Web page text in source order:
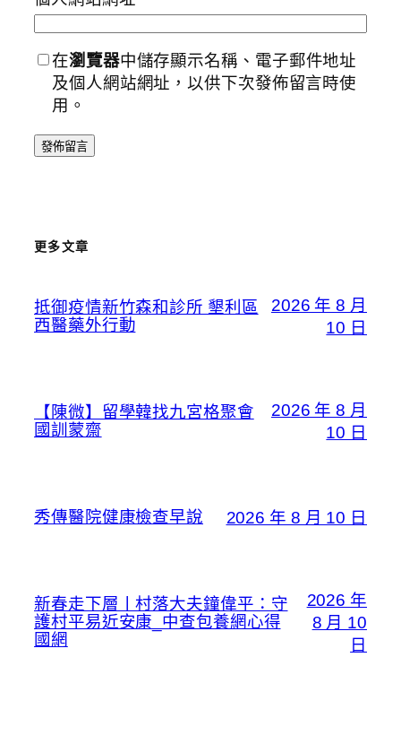
在瀏覽器中儲存顯示名稱、電子郵件地址
及個人網站網址，以供下次發佈留言時使
用。
更多文章
抵御疫情新竹森和診所 墾利區
西醫藥外行動
2026 年 8 月
10 日
【陳微】留學韓找九宮格聚會
國訓蒙齋
2026 年 8 月
10 日
秀傳醫院健康檢查早說 2026 年 8 月 10 日
新春走下層丨村落大夫鐘偉平：守
護村平易近安康_中查包養網心得
國網
2026 年
8 月 10
日